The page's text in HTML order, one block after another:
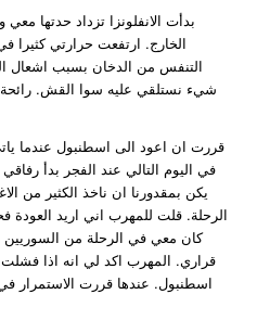
بدأت الانفلونزا تزداد حدتها
الخارج. ارتفعت حرارتي كثيرا
التنفس من الدخان بسبب اشعال
شيء نستلقي عليه سوا القش.
قررت ان اعود الى اسطنبول عندما
في اليوم التالي عند الفجر بدأ
يكن بمقدورنا ان ناخذ الكثير من
الرحلة. قلت للمهرب اني اريد العودة
كان معي في الرحلة من السوريين
قراري. المهرب اكد لي انه اذا فشلت
اسطنبول. عندها قررت الاستمرار